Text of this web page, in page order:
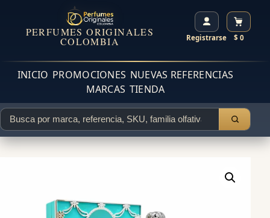
PERFUMES ORIGINALES
COLOMBIA Registrarse $ 0
INICIO PROMOCIONES NUEVAS REFERENCIAS
MARCAS TIENDA